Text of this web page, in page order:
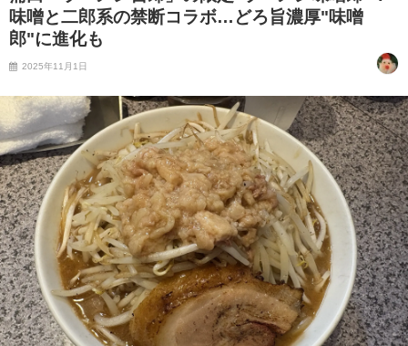
味噌と二郎系の禁断コラボ…どろ旨濃厚"味噌
郎"に進化も
2025年11月1日